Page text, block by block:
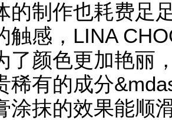
的制作也耗费足
触感，LINA
了颜色更加艳丽
稀有的成分
涂抹的效果能顺